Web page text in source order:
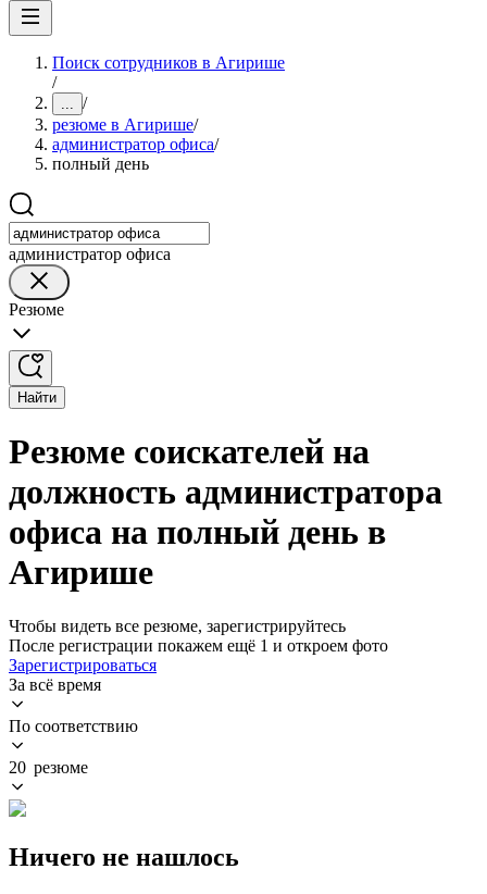
Поиск сотрудников в Агирише
/
... /
резюме в Агирише/
администратор офиса/
полный день
администратор офиса
Резюме
Найти
Резюме соискателей на
должность администратора
офиса на полный день в
Агирише
Чтобы видеть все резюме, зарегистрируйтесь
После регистрации покажем ещё 1 и откроем фото
Зарегистрироваться
За всё время
По соответствию
20 резюме
Ничего не нашлось